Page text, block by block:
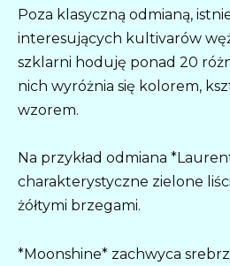
Poza klasyczną odmianą,
interesujących kultivarów
szklarni hoduję ponad 20
nich wyróżnia się kolorem,
wzorem.
Na przykład odmiana
charakterystyczne zielone
żółtymi brzegami.
*Moonshine* zachwyca